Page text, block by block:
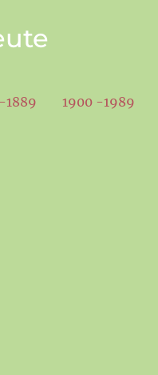
1889 1900 -1989